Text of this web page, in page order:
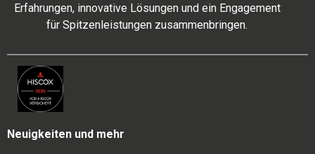
Erfahrungen, innovative Lösungen und ein Engagement
für Spitzenleistungen zusammenbringen.
Neuigkeiten und mehr